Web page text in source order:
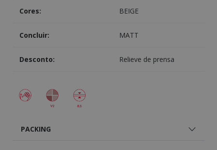
Cores: BEIGE
Concluir: MATT
Desconto: Relieve de prensa
PACKING